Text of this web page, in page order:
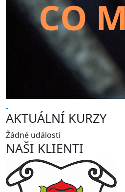
AKTUÁLNÍ KURZY
Žádné události
NAŠI KLIENTI